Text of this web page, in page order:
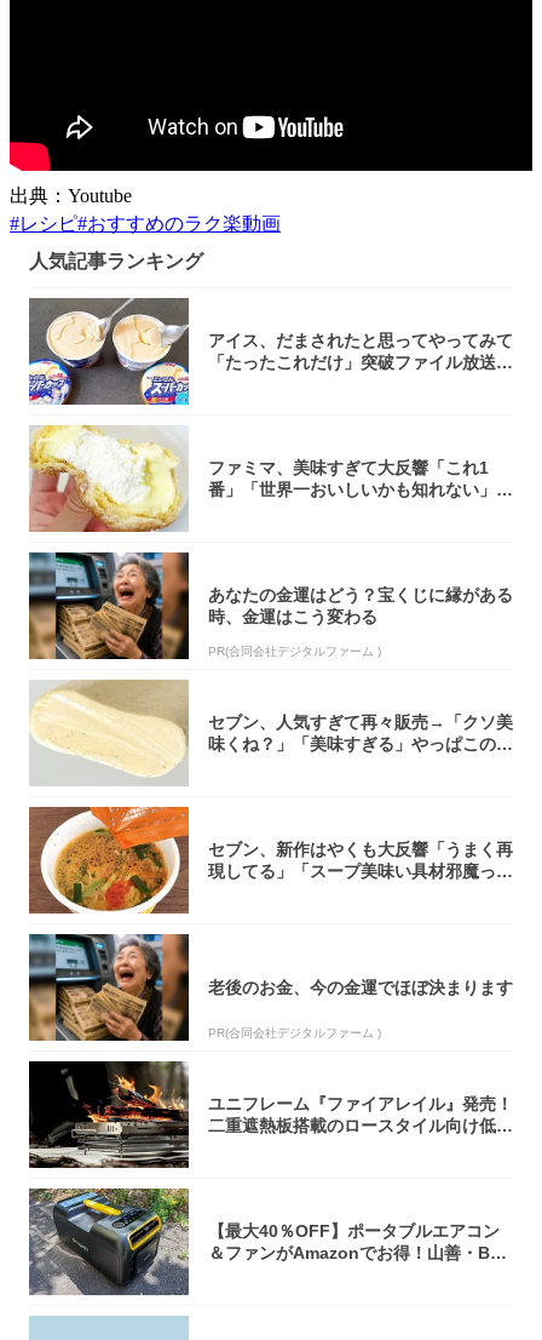
出典：Youtube
#レシピ#おすすめのラク楽動画
人気記事ランキング
アイス、だまされたと思ってやってみて
「たったこれだけ」突破ファイル放送で
ファミマ、美味すぎて大反響「これ1
番」「世界一おいしいかも知れない」
あなたの金運はどう？宝くじに縁がある
時、金運はこう変わる
PR(合同会社デジタルファーム )
セブン、人気すぎて再々販売→「クソ美
味くね？」「美味すぎる」やっぱこのク
セブン、新作はやくも大反響「うまく再
現してる」「スープ美味い具材邪魔って
老後のお金、今の金運でほぼ決まります
PR(合同会社デジタルファーム )
ユニフレーム『ファイアレイル』発売！
二重遮熱板搭載のロースタイル向け低型
【最大40％OFF】ポータブルエアコン
＆ファンがAmazonでお得！山善・Bo